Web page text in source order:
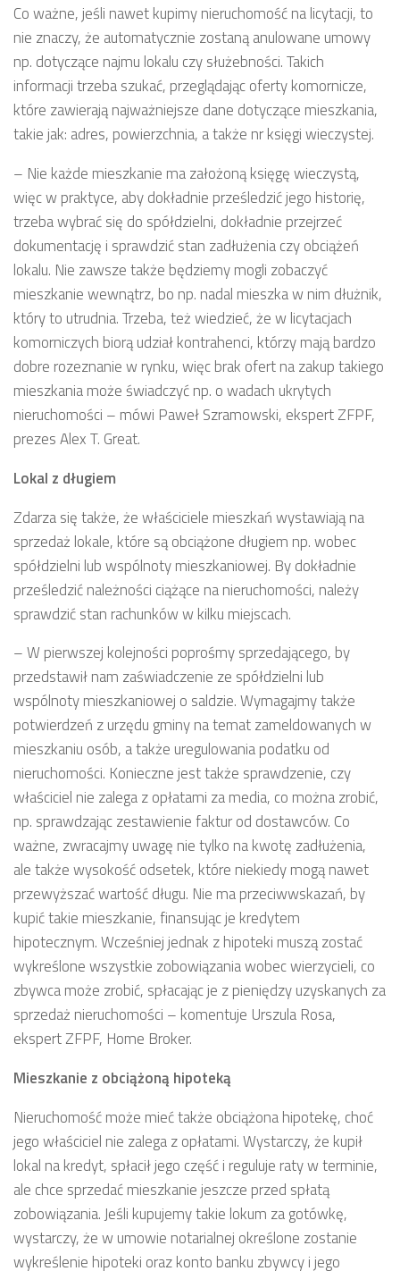
Co ważne, jeśli nawet kupimy nieruchomość na licytacji, to
nie znaczy, że automatycznie zostaną anulowane umowy
np. dotyczące najmu lokalu czy służebności. Takich
informacji trzeba szukać, przeglądając oferty komornicze,
które zawierają najważniejsze dane dotyczące mieszkania,
takie jak: adres, powierzchnia, a także nr księgi wieczystej.
– Nie każde mieszkanie ma założoną księgę wieczystą,
więc w praktyce, aby dokładnie prześledzić jego historię,
trzeba wybrać się do spółdzielni, dokładnie przejrzeć
dokumentację i sprawdzić stan zadłużenia czy obciążeń
lokalu. Nie zawsze także będziemy mogli zobaczyć
mieszkanie wewnątrz, bo np. nadal mieszka w nim dłużnik,
który to utrudnia. Trzeba, też wiedzieć, że w licytacjach
komorniczych biorą udział kontrahenci, którzy mają bardzo
dobre rozeznanie w rynku, więc brak ofert na zakup takiego
mieszkania może świadczyć np. o wadach ukrytych
nieruchomości – mówi Paweł Szramowski, ekspert ZFPF,
prezes Alex T. Great.
Lokal z długiem
Zdarza się także, że właściciele mieszkań wystawiają na
sprzedaż lokale, które są obciążone długiem np. wobec
spółdzielni lub wspólnoty mieszkaniowej. By dokładnie
prześledzić należności ciążące na nieruchomości, należy
sprawdzić stan rachunków w kilku miejscach.
– W pierwszej kolejności poprośmy sprzedającego, by
przedstawił nam zaświadczenie ze spółdzielni lub
wspólnoty mieszkaniowej o saldzie. Wymagajmy także
potwierdzeń z urzędu gminy na temat zameldowanych w
mieszkaniu osób, a także uregulowania podatku od
nieruchomości. Konieczne jest także sprawdzenie, czy
właściciel nie zalega z opłatami za media, co można zrobić,
np. sprawdzając zestawienie faktur od dostawców. Co
ważne, zwracajmy uwagę nie tylko na kwotę zadłużenia,
ale także wysokość odsetek, które niekiedy mogą nawet
przewyższać wartość długu. Nie ma przeciwwskazań, by
kupić takie mieszkanie, finansując je kredytem
hipotecznym. Wcześniej jednak z hipoteki muszą zostać
wykreślone wszystkie zobowiązania wobec wierzycieli, co
zbywca może zrobić, spłacając je z pieniędzy uzyskanych za
sprzedaż nieruchomości – komentuje Urszula Rosa,
ekspert ZFPF, Home Broker.
Mieszkanie z obciążoną hipoteką
Nieruchomość może mieć także obciążona hipotekę, choć
jego właściciel nie zalega z opłatami. Wystarczy, że kupił
lokal na kredyt, spłacił jego część i reguluje raty w terminie,
ale chce sprzedać mieszkanie jeszcze przed spłatą
zobowiązania. Jeśli kupujemy takie lokum za gotówkę,
wystarczy, że w umowie notarialnej określone zostanie
wykreślenie hipoteki oraz konto banku zbywcy i jego